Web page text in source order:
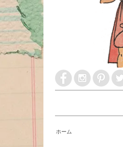
ホーム